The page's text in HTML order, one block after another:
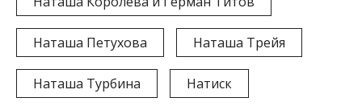
Наташа Петухова Наташа Трейя
Наташа Турбина Натиск